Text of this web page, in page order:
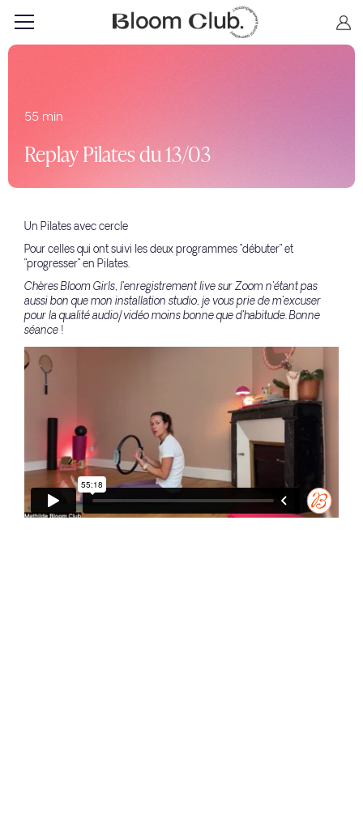
55 min
Replay Pilates du 13/03
Un Pilates avec cercle
Pour celles qui ont suivi les deux programmes "débuter" et
"progresser" en Pilates.
Chères Bloom Girls, l'enregistrement live sur Zoom n'étant pas
aussi bon que mon installation studio, je vous prie de m'excuser
pour la qualité audio/vidéo moins bonne que d'habitude. Bonne
séance !